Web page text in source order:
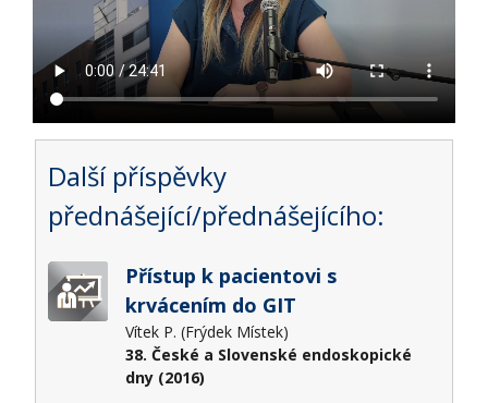
Další příspěvky
přednášející/přednášejícího:
Přístup k pacientovi s
krvácením do GIT
Vítek P. (Frýdek Místek)
38. České a Slovenské endoskopické
dny (2016)